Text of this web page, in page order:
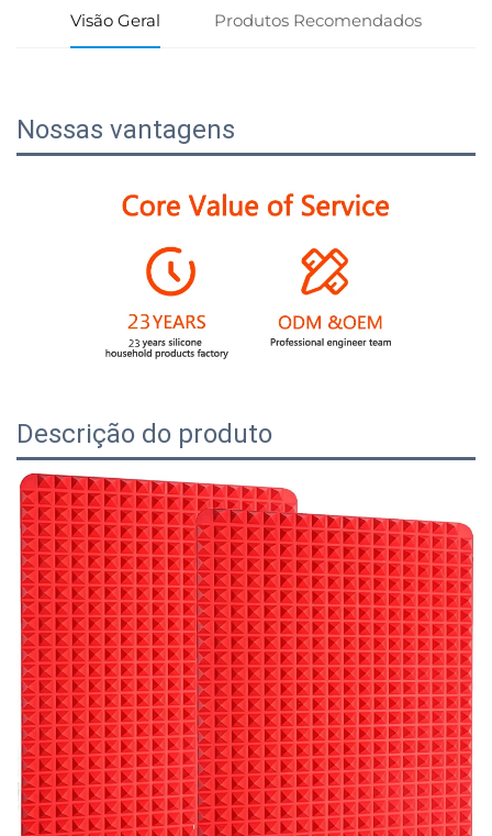
Visão Geral Produtos Recomendados
Nossas vantagens
Descrição do produto